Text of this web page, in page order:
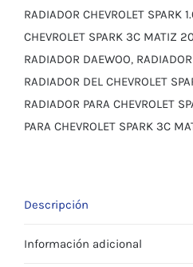
cantidad
RADIADOR CHEVROLET SPARK
CHEVROLET SPARK 3C MATIZ
RADIADOR DAEWOO,
RADIADOR DEL CHEVROLET
RADIADOR PARA CHEVROLET
PARA CHEVROLET SPARK 3C
Descripción
Información adicional